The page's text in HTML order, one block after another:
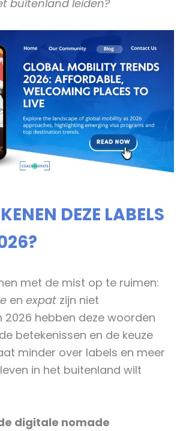
buitenland leiden?
DEZE LABELS
met de mist op te ruimen:
en expat zijn niet
2026 hebben deze woorden
betekenissen en de keuze
minder over labels en meer
in het buitenland wilt
digitale nomade